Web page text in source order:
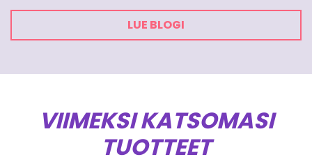
LUE BLOGI
VIIMEKSI KATSOMASI
TUOTTEET